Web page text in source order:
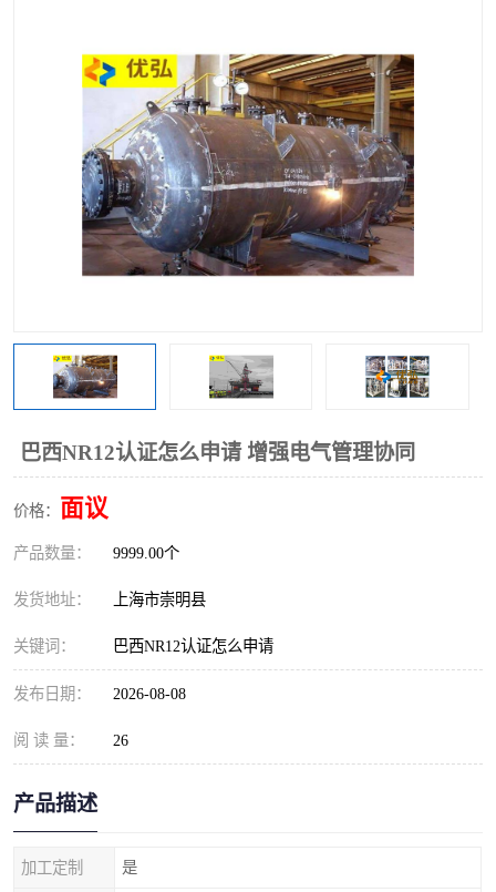
巴西NR12认证怎么申请 增强电气管理协同
价格： 面议
产品数量： 9999.00个
发货地址： 上海市崇明县
关键词： 巴西NR12认证怎么申请
发布日期： 2026-08-08
阅 读 量： 26
产品描述
加工定制 是